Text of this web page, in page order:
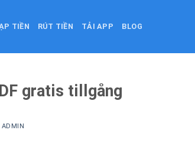
TIỀN RÚT TIỀN TẢI APP BLOG
gratis tillgång
ADMIN